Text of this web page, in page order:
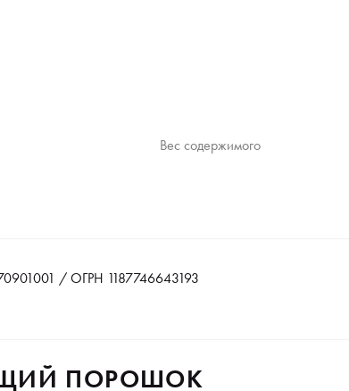
Вес содержимого
/ ОГРН 1187746643193
ПОРОШОК